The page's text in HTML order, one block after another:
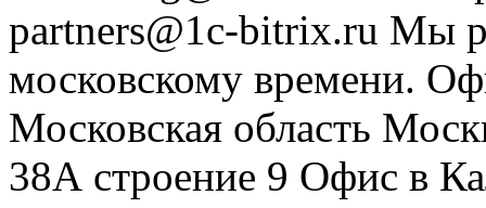
partners@1c-bitrix.ru Мы
московскому времени.
Московская область
38А строение 9 Офис в